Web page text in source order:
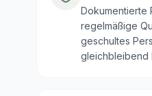
Dokumentierte
regelmäßige
geschultes
gleichbleibend